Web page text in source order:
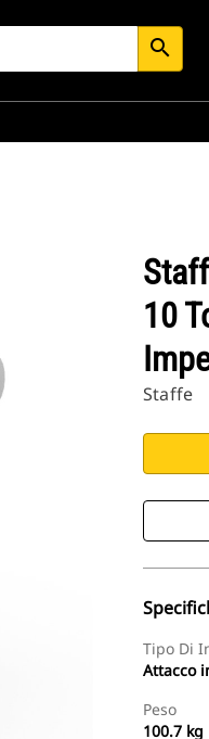
search
10
Staffe
Tipo Di
Attacco
Peso
100.7 kg